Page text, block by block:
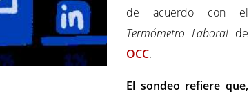
de acuerdo con el
Termómetro Laboral de
OCC.
El sondeo refiere que,